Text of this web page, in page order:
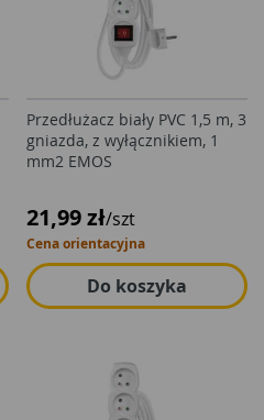
Przedłużacz biały PVC 1,5 m, 3
gniazda, z wyłącznikiem, 1
mm2 EMOS
21,99 zł/szt
Cena orientacyjna
Do koszyka